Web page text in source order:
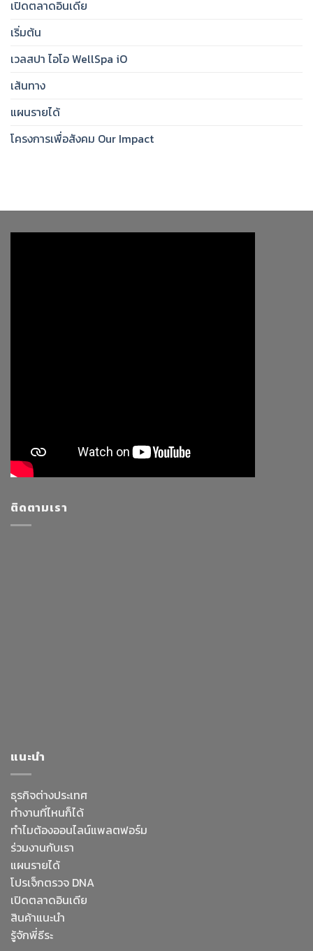
เปิดตลาดอินเดีย
เริ่มต้น
เวลสปา ไอโอ WellSpa iO
เส้นทาง
แผนรายได้
โครงการเพื่อสังคม Our Impact
ติดตามเรา
แนะนำ
ธุรกิจต่างประเทศ
ทำงานที่ไหนก็ได้
ทำไมต้องออนไลน์แพลตฟอร์ม
ร่วมงานกับเรา
แผนรายได้
โปรเจ็กตรวจ DNA
เปิดตลาดอินเดีย
สินค้าแนะนำ
รู้จักพี่ธีระ